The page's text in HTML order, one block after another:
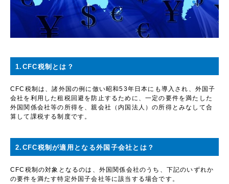
1.CFC税制とは？
CFC税制は、諸外国の例に倣い昭和53年日本にも導入され、外国子
会社を利用した租税回避を防止するために、一定の要件を満たした
外国関係会社等の所得を、親会社（内国法人）の所得とみなして合
算して課税する制度です。
2.CFC税制が適用となる外国子会社とは？
CFC税制の対象となるのは、外国関係会社のうち、下記のいずれか
の要件を満たす特定外国子会社等に該当する場合です。